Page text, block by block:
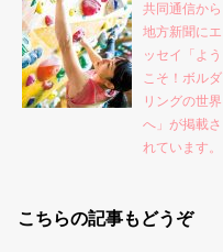
共同通信から
地方新聞にエ
ッセイ「よう
こそ！ボルダ
リングの世界
へ」が掲載さ
れています。
こちらの記事もどうぞ